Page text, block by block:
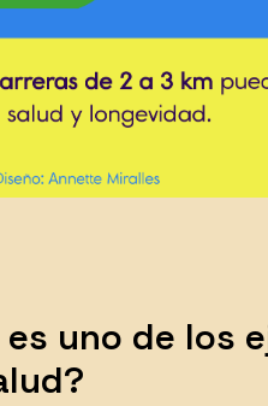
uno de los